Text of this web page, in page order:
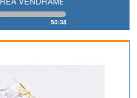
50:38